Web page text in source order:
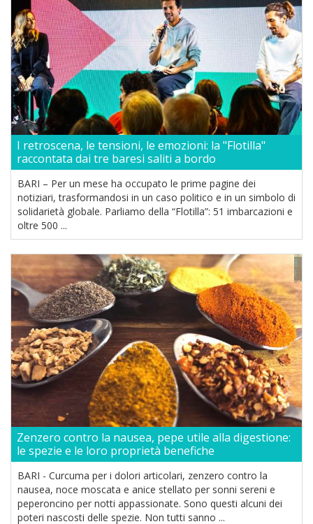
I retroscena, le tensioni, le emozioni: la "Flotilla"
raccontata dai tre baresi saliti a bordo
BARI – Per un mese ha occupato le prime pagine dei
notiziari, trasformandosi in un caso politico e in un simbolo di
solidarietà globale. Parliamo della “Flotilla”: 51 imbarcazioni e
oltre 500 ...
Zenzero contro la nausea, pepe utile alla digestione:
le spezie e le loro proprietà benefiche
BARI - Curcuma per i dolori articolari, zenzero contro la
nausea, noce moscata e anice stellato per sonni sereni e
peperoncino per notti appassionate. Sono questi alcuni dei
poteri nascosti delle spezie. Non tutti sanno ...